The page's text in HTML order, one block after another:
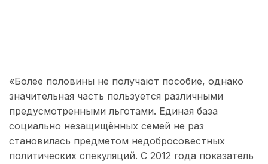
«Более половины не получают пособие, однако
значительная часть пользуется различными
предусмотренными льготами. Единая база
социально незащищённых семей не раз
становилась предметом недобросовестных
политических спекуляций. С 2012 года показатель